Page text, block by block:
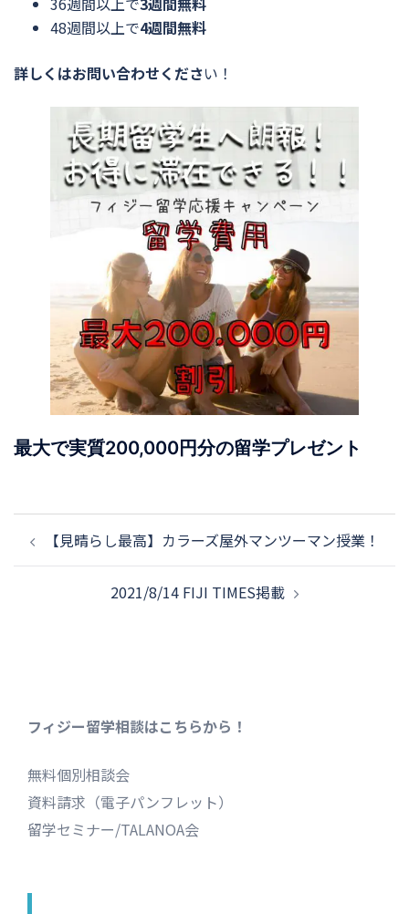
48週間以上で4週間無料
詳しくはお問い合わせください！
最大で実質200,000円分の留学プレゼント
【見晴らし最高】カラーズ屋外マンツーマン授業！
2021/8/14 FIJI TIMES掲載
フィジー留学相談はこちらから！
無料個別相談会
資料請求（電子パンフレット）
留学セミナー/TALANOA会